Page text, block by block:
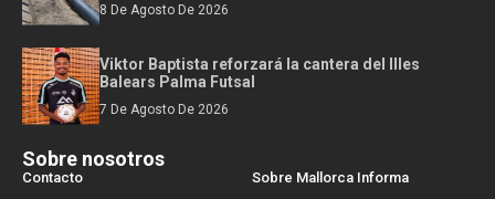
8 De Agosto De 2026
Viktor Baptista reforzará la cantera del Illes
Balears Palma Futsal
7 De Agosto De 2026
Sobre nosotros
Contacto
Sobre Mallorca Informa